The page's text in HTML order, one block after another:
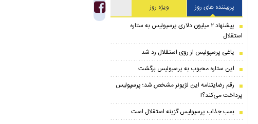
پربیننده های روز
ویژه روز
پیشنهاد ۲ میلیون دلاری پرسپولیس به ستاره
استقلال
یاغی پرسپولیس از روی استقلال رد شد
این ستاره محبوب به پرسپولیس برگشت
رقم رضایتنامه این لژیونر مشخص شد؛ پرسپولیس
پرداخت می‌کند؟!
بمب جذاب پرسپولیس گزینه استقلال است